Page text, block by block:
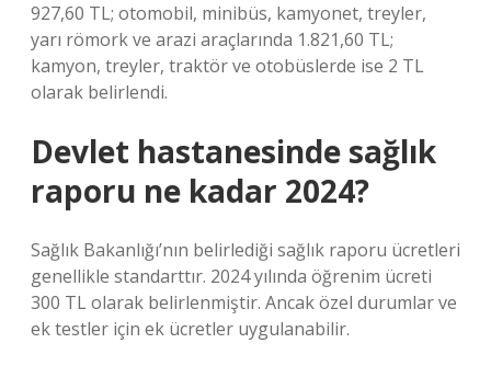
927,60 TL; otomobil, minibüs, kamyonet, treyler,
yarı römork ve arazi araçlarında 1.821,60 TL;
kamyon, treyler, traktör ve otobüslerde ise 2 TL
olarak belirlendi.
Devlet hastanesinde sağlık
raporu ne kadar 2024?
Sağlık Bakanlığı’nın belirlediği sağlık raporu ücretleri
genellikle standarttır. 2024 yılında öğrenim ücreti
300 TL olarak belirlenmiştir. Ancak özel durumlar ve
ek testler için ek ücretler uygulanabilir.